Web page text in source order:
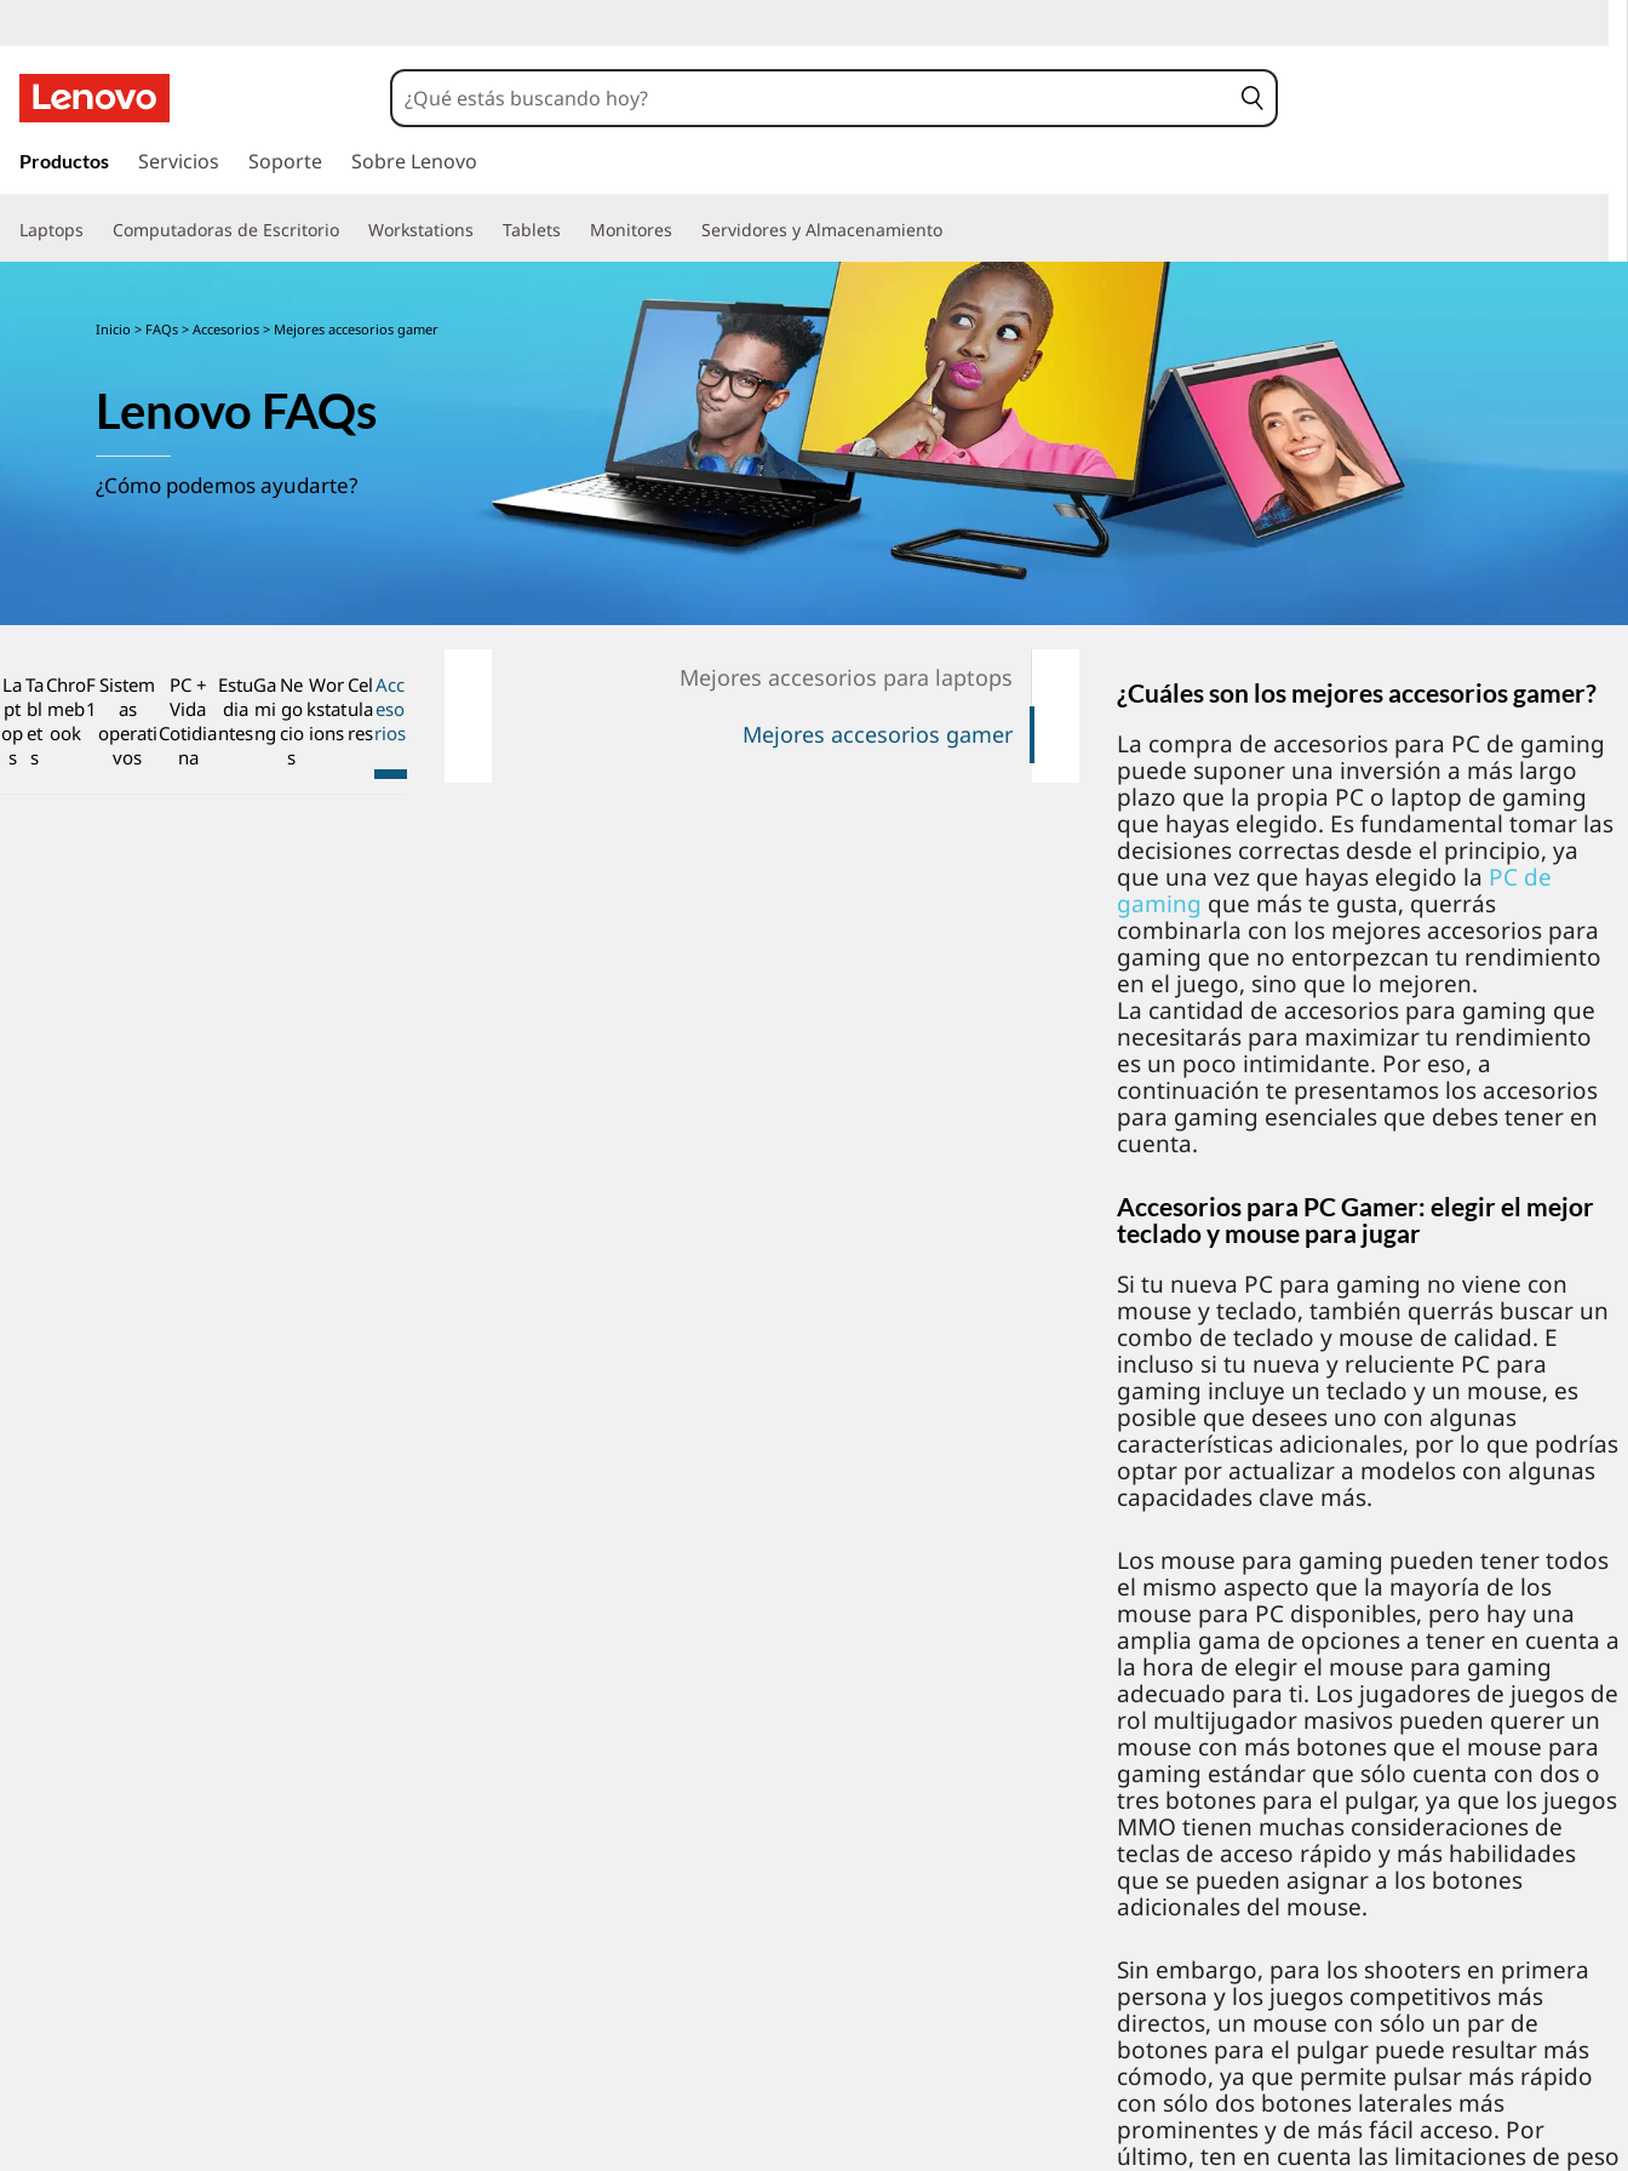
r
c
o
l
Productos Servicios Soporte Sobre Lenovo
Laptops Computadoras de Escritorio Workstations Tablets Monitores Servidores y Almacenamiento
Inicio > FAQs >Accesorios > Mejores accesorios gamer
Lenovo FAQs
¿Cómo podemos ayudarte?
La
pt
op
s
Ta
bl
et
s
Chro
meb
ook
F
1
Sistem
as
operati
vos
PC +
Vida
Cotidia
na
Estu
dia
ntes
Ga
mi
ng
Ne
go
cio
s
Wor
kstat
ions
Cel
ula
res
Acc
eso
rios
Mejores accesorios para laptops
Mejores accesorios gamer
¿Cuáles son los mejores accesorios gamer?
La compra de accesorios para PC de gaming
puede suponer una inversión a más largo
plazo que la propia PC o laptop de gaming
que hayas elegido. Es fundamental tomar las
decisiones correctas desde el principio, ya
que una vez que hayas elegido la PC de
gaming que más te gusta, querrás
combinarla con los mejores accesorios para
gaming que no entorpezcan tu rendimiento
en el juego, sino que lo mejoren.
La cantidad de accesorios para gaming que
necesitarás para maximizar tu rendimiento
es un poco intimidante. Por eso, a
continuación te presentamos los accesorios
para gaming esenciales que debes tener en
cuenta.
Accesorios para PC Gamer: elegir el mejor
teclado y mouse para jugar
Si tu nueva PC para gaming no viene con
mouse y teclado, también querrás buscar un
combo de teclado y mouse de calidad. E
incluso si tu nueva y reluciente PC para
gaming incluye un teclado y un mouse, es
posible que desees uno con algunas
características adicionales, por lo que podrías
optar por actualizar a modelos con algunas
capacidades clave más.
Los mouse para gaming pueden tener todos
el mismo aspecto que la mayoría de los
mouse para PC disponibles, pero hay una
amplia gama de opciones a tener en cuenta a
la hora de elegir el mouse para gaming
adecuado para ti. Los jugadores de juegos de
rol multijugador masivos pueden querer un
mouse con más botones que el mouse para
gaming estándar que sólo cuenta con dos o
tres botones para el pulgar, ya que los juegos
MMO tienen muchas consideraciones de
teclas de acceso rápido y más habilidades
que se pueden asignar a los botones
adicionales del mouse.
Sin embargo, para los shooters en primera
persona y los juegos competitivos más
directos, un mouse con sólo un par de
botones para el pulgar puede resultar más
cómodo, ya que permite pulsar más rápido
con sólo dos botones laterales más
prominentes y de más fácil acceso. Por
último, ten en cuenta las limitaciones de peso